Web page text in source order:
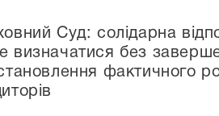
Суд: солідарна
визначатися без
фактичного